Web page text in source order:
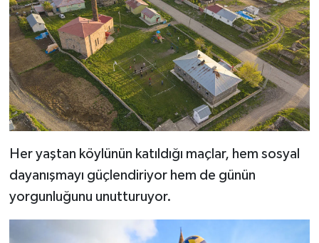
Her yaştan köylünün katıldığı maçlar, hem sosyal
dayanışmayı güçlendiriyor hem de günün
yorgunluğunu unutturuyor.
Burdur Müftülüğü
Bursa Müftülüğü
Çanakkale Müftülüğü
Çorum Müftülüğü
Ekonomi
Duyurular
Podcast
Biyografiler